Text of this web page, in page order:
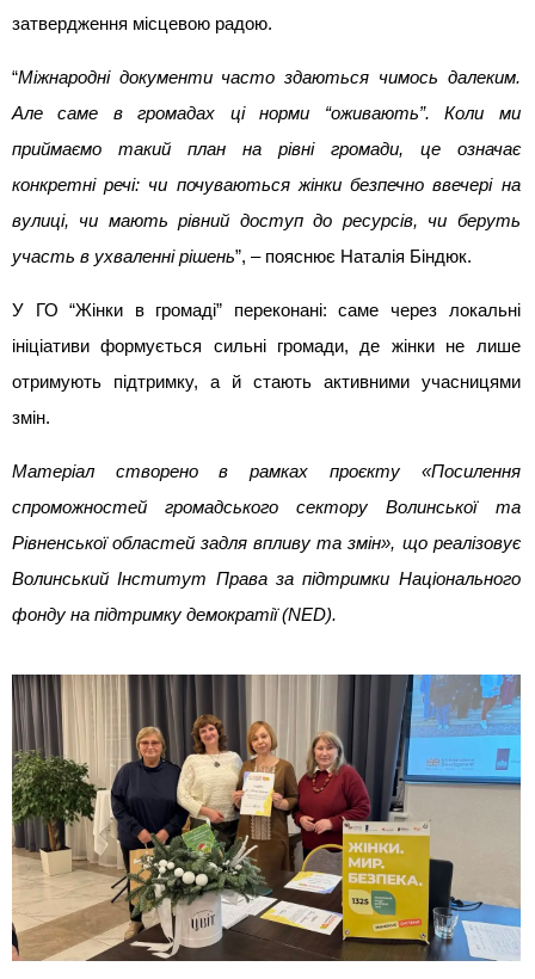
затвердження місцевою радою.
“Міжнародні документи часто здаються чимось далеким.
Але саме в громадах ці норми “оживають”. Коли ми
приймаємо такий план на рівні громади, це означає
конкретні речі: чи почуваються жінки безпечно ввечері на
вулиці, чи мають рівний доступ до ресурсів, чи беруть
участь в ухваленні рішень”, – пояснює Наталія Біндюк.
У ГО “Жінки в громаді” переконані: саме через локальні
ініціативи формується сильні громади, де жінки не лише
отримують підтримку, а й стають активними учасницями
змін.
Матеріал створено в рамках проєкту «Посилення
спроможностей громадського сектору Волинської та
Рівненської областей задля впливу та змін», що реалізовує
Волинський Інститут Права за підтримки Національного
фонду на підтримку демократії (NED).